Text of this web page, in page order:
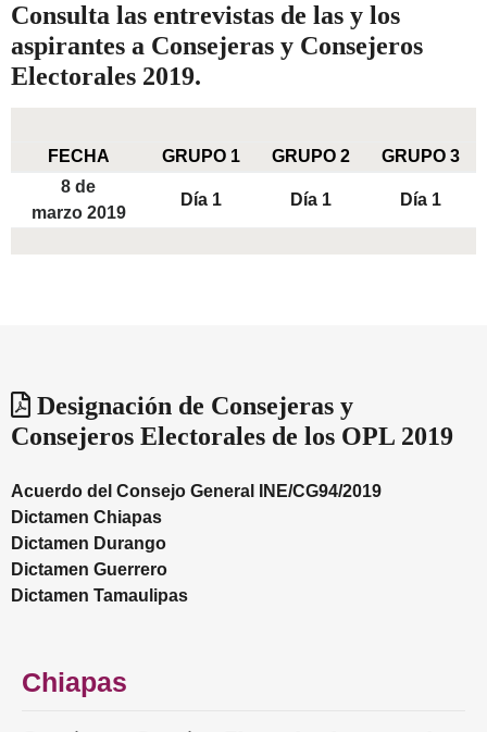
Consulta las entrevistas de las y los
aspirantes a Consejeras y Consejeros
Electorales 2019.
FECHA GRUPO 1 GRUPO 2
GRUPO 3
8 de
marzo 2019
Día 1 Día 1 Día 1
Designación de Consejeras y
Consejeros Electorales de los OPL 2019
Acuerdo del Consejo General INE/CG94/2019
Dictamen Chiapas
Dictamen Durango
Dictamen Guerrero
Dictamen Tamaulipas
Chiapas